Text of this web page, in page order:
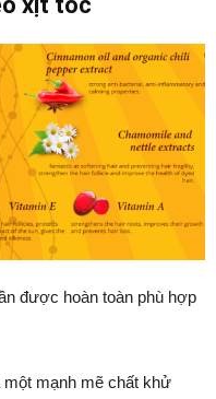
được hoàn toàn phù hợp
mạnh mẽ chất khử